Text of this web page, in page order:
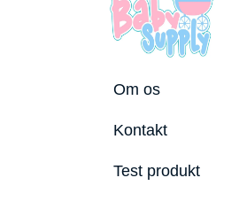
Om os
Kontakt
Test produkt
Bedste tremmeseng
2026